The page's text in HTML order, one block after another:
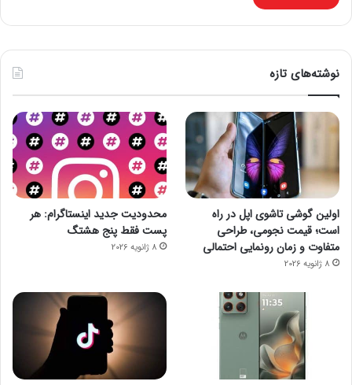
نوشته‌های تازه
اولین گوشی تاشوی اپل در راه
است؛ قیمت نجومی، طراحی
متفاوت و زمان رونمایی احتمالی
8 ژانویه 2026
محدودیت جدید اینستاگرام: هر
پست فقط پنج هشتگ
8 ژانویه 2026